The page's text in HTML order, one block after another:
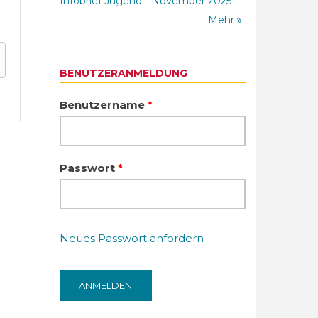
Mehr
BENUTZERANMELDUNG
Benutzername *
Passwort *
Neues Passwort anfordern